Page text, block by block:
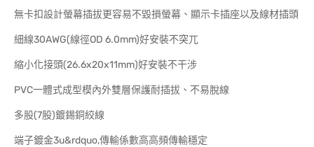
無卡扣設計螢幕插拔更容易不毀損螢幕、顯示卡插座以及線材插頭
細線30AWG(線徑OD 6.0mm)好安裝不突兀
縮小化接頭(26.6x20x11mm)好安裝不干涉
PVC一體式成型模內外雙層保護耐插拔、不易脫線
多股(7股)鍍錫銅絞線
端子鍍金3u&rdquo,傳輸係數高高頻傳輸穩定